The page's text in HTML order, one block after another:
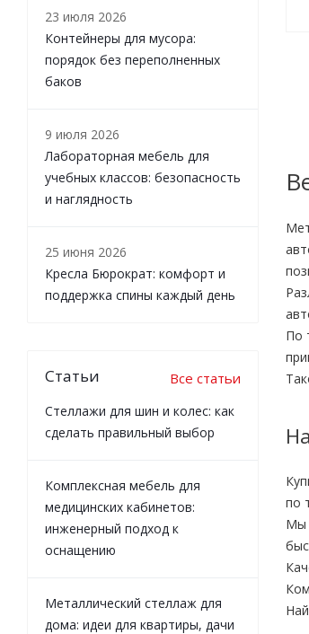
По
по
Мы
23 июля 2026
Контейнеры для мусора:
порядок без переполненных
баков
9 июля 2026
Лабораторная мебель для
учебных классов: безопасность
и наглядность
25 июня 2026
Кресла Бюрократ: комфорт и
поддержка спины каждый день
Статьи Все статьи
Стеллажи для шин и колес: как
сделать правильный выбор
Комплексная мебель для
медицинских кабинетов:
инженерный подход к
оснащению
Металлический стеллаж для
дома: идеи для квартиры, дачи